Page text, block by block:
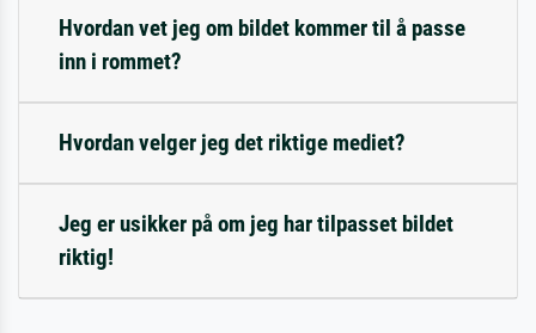
Hvordan vet jeg om bildet kommer til å passe
inn i rommet?
Hvordan velger jeg det riktige mediet?
Jeg er usikker på om jeg har tilpasset bildet
riktig!